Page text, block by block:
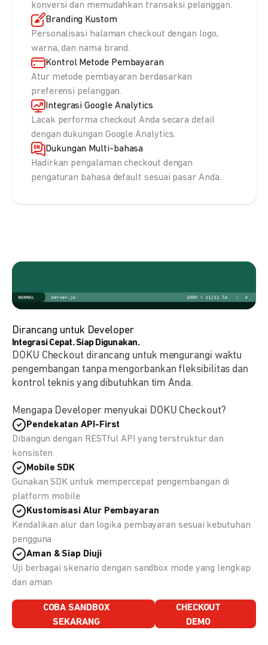
konversi dan memudahkan transaksi pelanggan.
Branding Kustom
Personalisasi halaman checkout dengan logo,
warna, dan nama brand.
Kontrol Metode Pembayaran
Atur metode pembayaran berdasarkan
preferensi pelanggan.
Integrasi Google Analytics
Lacak performa checkout Anda secara detail
dengan dukungan Google Analytics.
Dukungan Multi-bahasa
Hadirkan pengalaman checkout dengan
pengaturan bahasa default sesuai pasar Anda.
Dirancang untuk Developer
Integrasi Cepat. Siap Digunakan.
DOKU Checkout dirancang untuk mengurangi waktu
pengembangan tanpa mengorbankan fleksibilitas dan
kontrol teknis yang dibutuhkan tim Anda.
Mengapa Developer menyukai DOKU Checkout?
Pendekatan API-First
Dibangun dengan RESTful API yang terstruktur dan
konsisten
Mobile SDK
Gunakan SDK untuk mempercepat pengembangan di
platform mobile
Kustomisasi Alur Pembayaran
Kendalikan alur dan logika pembayaran sesuai kebutuhan
pengguna
Aman & Siap Diuji
Uji berbagai skenario dengan sandbox mode yang lengkap
dan aman
COBA SANDBOX
SEKARANG
CHECKOUT
DEMO